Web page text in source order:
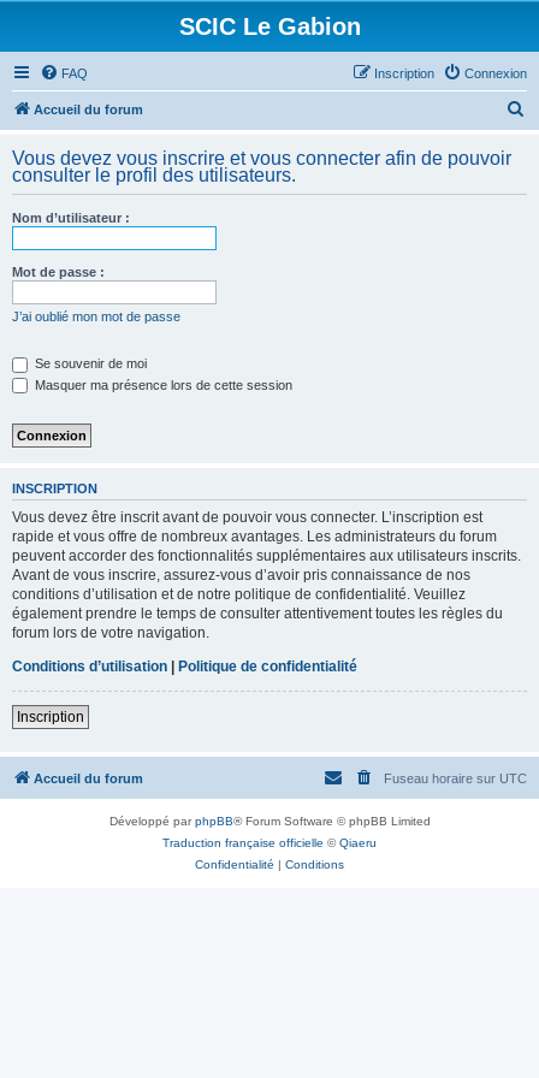
SCIC Le Gabion
FAQ Connexion
Inscription
Accueil du forum
h
Vous devez vous inscrire et vous connecter afin de pouvoir
consulter le profil des utilisateurs.
Nom d’utilisateur :
Mot de passe :
J’ai oublié mon mot de passe
Se souvenir de moi
Masquer ma présence lors de cette session
INSCRIPTION
Vous devez être inscrit avant de pouvoir vous connecter. L’inscription est
rapide et vous offre de nombreux avantages. Les administrateurs du forum
peuvent accorder des fonctionnalités supplémentaires aux utilisateurs inscrits.
Avant de vous inscrire, assurez-vous d’avoir pris connaissance de nos
conditions d’utilisation et de notre politique de confidentialité. Veuillez
également prendre le temps de consulter attentivement toutes les règles du
forum lors de votre navigation.
Conditions d’utilisation | Politique de confidentialité
Inscription
Accueil du forum Fuseau horaire sur UTC
Développé parphpBB® Forum Software © phpBB Limited
Traduction française officielle ©Qiaeru
Confidentialité | Conditions